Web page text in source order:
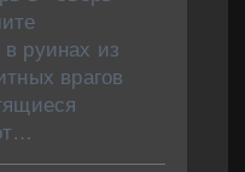
руинах из
врагов